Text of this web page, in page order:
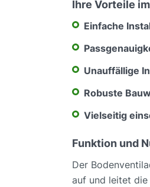
Ihre Vorteile
Einfache
Unauffällige
Robuste
Vielseitig
Funktion und
Der
auf und leitet die